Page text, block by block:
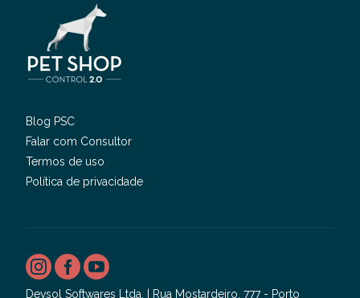
Blog PSC
Falar com Consultor
Termos de uso
Política de privacidade
Devsol Softwares Ltda. | Rua Mostardeiro, 777 - Porto